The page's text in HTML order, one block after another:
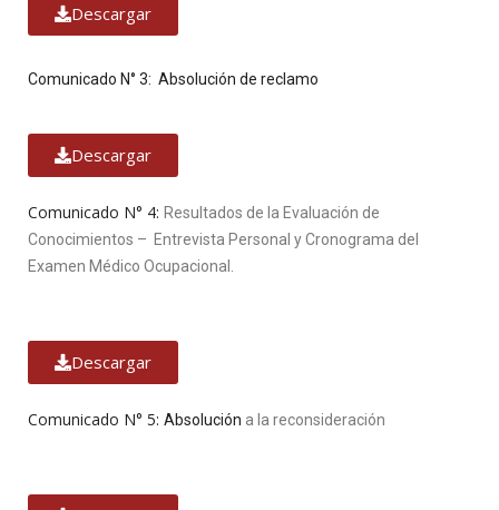
Descargar
Comunicado N° 3: Absolución de reclamo
Descargar
Comunicado N° 4: Resultados de la Evaluación de
Conocimientos – Entrevista Personal y Cronograma del
Examen Médico Ocupacional.
Descargar
Comunicado N° 5: Absolución a la reconsideración